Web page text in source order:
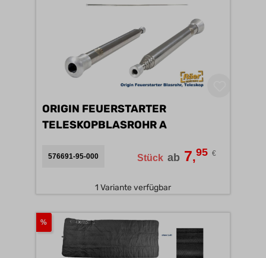
ORIGIN FEUERSTARTER
TELESKOPBLASROHR A
576691-95-000 Stück ab 7,95 €
1 Variante verfügbar
%